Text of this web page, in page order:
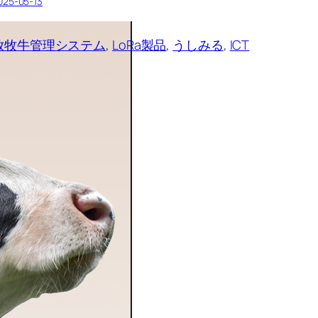
牧牛管理システム, LoRa製品, うしみる, ICT